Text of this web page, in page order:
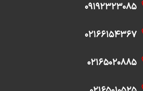
۰۹۱۹۲۳۲۳۰۸۵
۰۲۱۶۶۱۵۴۳۶۷
۰۲۱۶۵۰۲۰۸۸۵